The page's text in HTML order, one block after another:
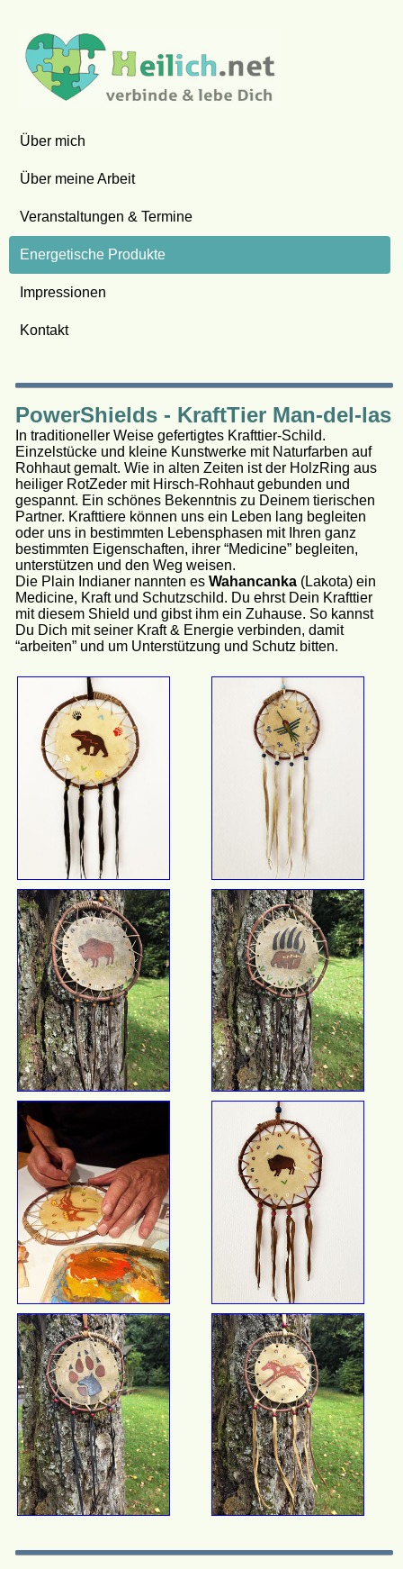
Über mich
Über meine Arbeit
Veranstaltungen & Termine
Energetische Produkte
Impressionen
Kontakt
PowerShields - KraftTier Man-del-las
In traditioneller Weise gefertigtes Krafttier-Schild.
Einzelstücke und kleine Kunstwerke mit Naturfarben auf
Rohhaut gemalt. Wie in alten Zeiten ist der HolzRing aus
heiliger RotZeder mit Hirsch-Rohhaut gebunden und
gespannt. Ein schönes Bekenntnis zu Deinem tierischen
Partner. Krafttiere können uns ein Leben lang begleiten
oder uns in bestimmten Lebensphasen mit Ihren ganz
bestimmten Eigenschaften, ihrer “Medicine” begleiten,
unterstützen und den Weg weisen.
Die Plain Indianer nannten es Wahancanka (Lakota) ein
Medicine, Kraft und Schutzschild. Du ehrst Dein Krafttier
mit diesem Shield und gibst ihm ein Zuhause. So kannst
Du Dich mit seiner Kraft & Energie verbinden, damit
“arbeiten” und um Unterstützung und Schutz bitten.